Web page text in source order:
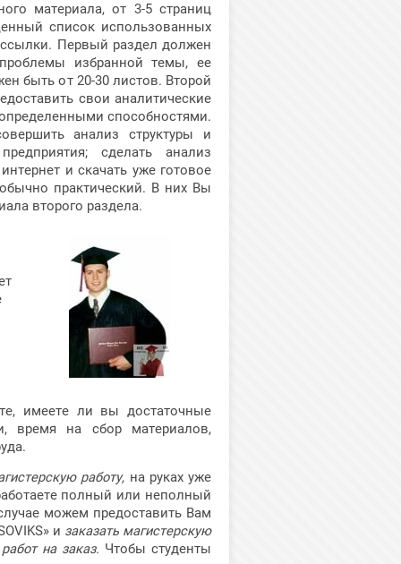
материала, от 3-5 страниц
список использованных
Первый раздел должен
избранной темы, ее
быть от 20-30 листов. Второй
свои аналитические
способностями.
анализ структуры и
сделать анализ
и скачать уже готовое
практический. В них Вы
второго раздела.
имеете ли вы достаточные
время на сбор материалов,
работу, на руках уже
полный или неполный
можем предоставить Вам
и заказать магистерскую
на заказ. Чтобы студенты